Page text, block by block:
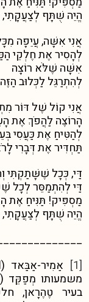
הֱיֵה שֻׁתָּף לְצַעֲקָתִי,
אֲנִי אִשָּׁה, עֲיֵפָה
לְהָסִיר אֶת חֶלְקֵי
אִשָּׁה שֶׁלֹּא רוֹצָה
לְהִתְרַגֵּל לַכְּלוּב
אֲנִי קוֹל שֶׁל דּוֹר
הָרוֹצֶה לַהֲפֹךְ אֶת
לְהַטִּיחַ אֶת כַּעֲסִי
תַּחְדִּיר אֶת דְּבָרִי
דַּי, כְּכָל שֶׁשָּׁתַקְתִּי
דַּי לְהִתְמַסֵּר לְכָל
מַסְפִּיק! תַּנִּיחַ אֶת
הֱיֵה שֻׁתָּף לְצַעֲקָתִי,
[1]
משמעותו מְפַקֵּד
בעיר טֶהֶרָאן,